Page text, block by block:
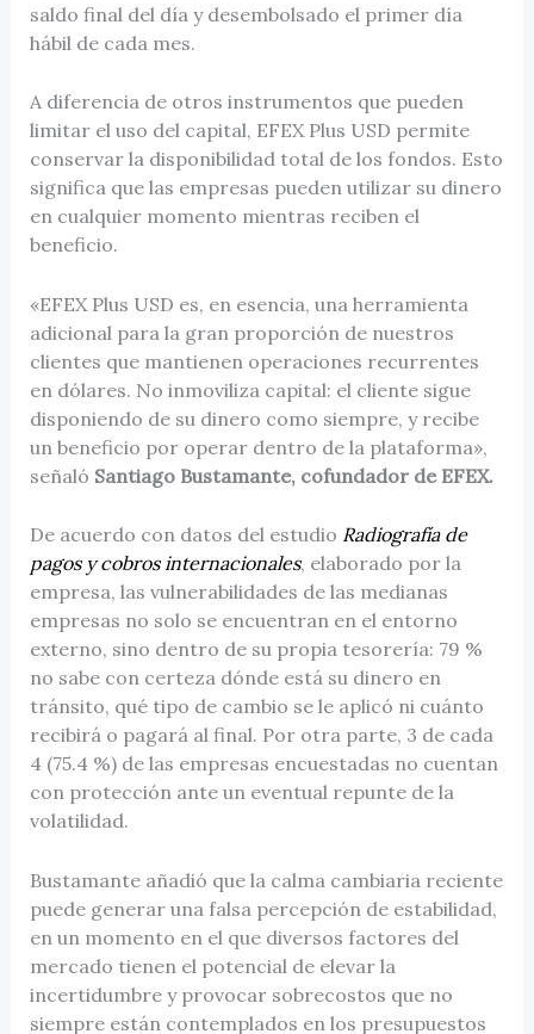
saldo final del día y desembolsado el primer día
hábil de cada mes.
A diferencia de otros instrumentos que pueden
limitar el uso del capital, EFEX Plus USD permite
conservar la disponibilidad total de los fondos. Esto
significa que las empresas pueden utilizar su dinero
en cualquier momento mientras reciben el
beneficio.
«EFEX Plus USD es, en esencia, una herramienta
adicional para la gran proporción de nuestros
clientes que mantienen operaciones recurrentes
en dólares. No inmoviliza capital: el cliente sigue
disponiendo de su dinero como siempre, y recibe
un beneficio por operar dentro de la plataforma»,
señaló Santiago Bustamante, cofundador de EFEX.
De acuerdo con datos del estudio Radiografía de
pagos y cobros internacionales, elaborado por la
empresa, las vulnerabilidades de las medianas
empresas no solo se encuentran en el entorno
externo, sino dentro de su propia tesorería: 79 %
no sabe con certeza dónde está su dinero en
tránsito, qué tipo de cambio se le aplicó ni cuánto
recibirá o pagará al final. Por otra parte, 3 de cada
4 (75.4 %) de las empresas encuestadas no cuentan
con protección ante un eventual repunte de la
volatilidad.
Bustamante añadió que la calma cambiaria reciente
puede generar una falsa percepción de estabilidad,
en un momento en el que diversos factores del
mercado tienen el potencial de elevar la
incertidumbre y provocar sobrecostos que no
siempre están contemplados en los presupuestos